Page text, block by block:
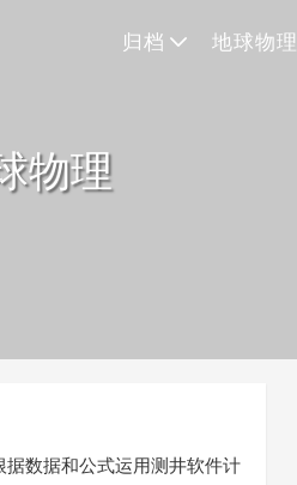
归档 地球物
物理
据数据和公式运用测井软件计